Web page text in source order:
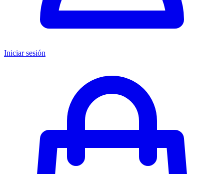
Iniciar sesión